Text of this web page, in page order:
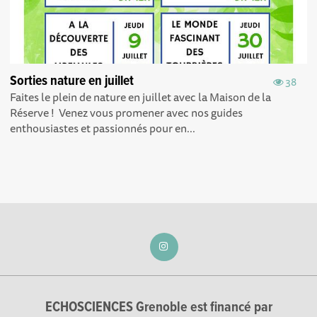
38
Sorties nature en juillet
Faites le plein de nature en juillet avec la Maison de la
Réserve ! Venez vous promener avec nos guides
enthousiastes et passionnés pour en...
ECHOSCIENCES Grenoble est financé par